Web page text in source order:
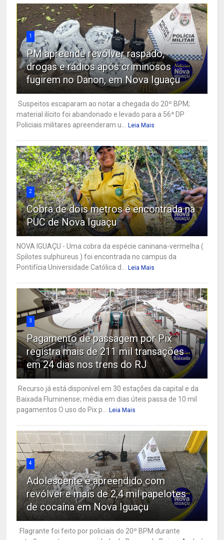
1
PM apreende revólver raspado,
drogas e rádios após criminosos
fugirem no Danon, em Nova Iguaçu
Suspeitos escaparam ao notar a chegada do 20º BPM;
material ilícito foi abandonado e levado para a 56ª DP
Policiais militares apreenderam u...
Leia Mais
2
Cobra de dois metros é encontrada na
PUC de Nova Iguaçu
NOVA IGUAÇU - Uma cobra da espécie caninana-vermelha (
Spilotes sulphureus ) foi encontrada no campus da
Pontifícia Universidade Católica d...
Leia Mais
3
Pagamento de passagem por Pix
registra mais de 211 mil transações
em 24 dias nos trens do RJ
Recurso já está disponível em 30 estações da capital e da
Baixada Fluminense; média em dias úteis passa de 10 mil
pagamentos O uso do Pix p...
Leia Mais
4
Adolescente é apreendido com
revólver e mais de 2,4 mil papelotes
de cocaína em Nova Iguaçu
Flagrante foi feito por policiais do 20º BPM durante